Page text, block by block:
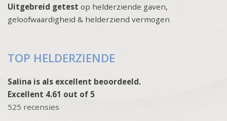
Uitgebreid getest op helderziende gaven,
geloofwaardigheid & helderziend vermogen
TOP HELDERZIENDE
Salina is als excellent beoordeeld.
Excellent 4.61 out of 5
525 recensies